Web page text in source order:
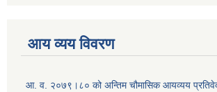
आय व्यय विवरण
आ. व. २०७९।८० को अन्तिम चौमासिक आयव्यय